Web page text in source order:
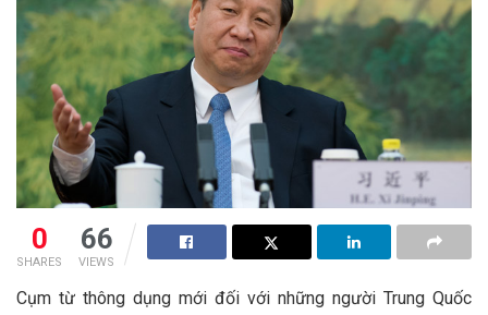
0
SHARES
66
VIEWS
Cụm từ thông dụng mới đối với những người Trung Quốc